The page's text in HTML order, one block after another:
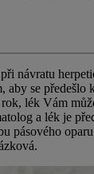
návratu
aby se předešlo
lék Vám
a lék je
pásového